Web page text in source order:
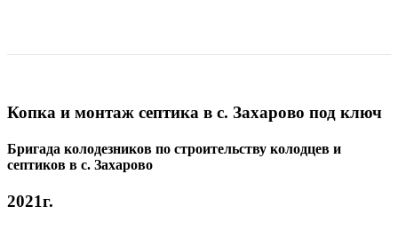
Копка и монтаж септика в с. Захарово под ключ
Бригада колодезников по строительству колодцев и
септиков в с. Захарово
2021г.